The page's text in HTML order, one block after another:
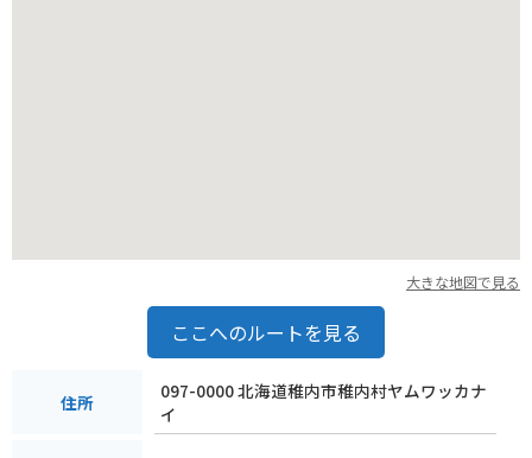
大きな地図で見る
ここへのルートを見る
住所
097-0000 北海道稚内市稚内村ヤムワッカナ
イ